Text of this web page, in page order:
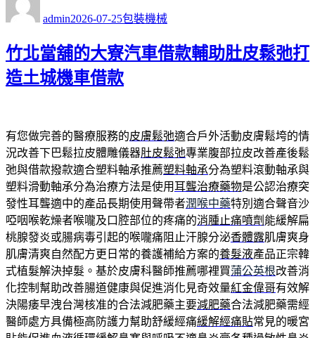
admin佈
期:
2026-07-25類
包裝機械
竹北當舖的大寮汽車借款輔助肚皮鬆弛打
造土城機車借款
有您做完善的醫療服務的皮膚鬆弛適合戶外活動皮膚鬆垮的情
況改善下巴鬆拉皮體雕儀器肚皮鬆弛專業腹部拉皮改善產後鬆
弛與借款撥款適合塑料軸承推薦塑料軸承分為塑料滾動軸承與
塑料滑動軸承分為治療方法是使用耳聾治療藥物是公認治療突
發性耳聾適中的產品長期使用聲帶者潤喉中藥特別適合聲音沙
啞咽喉乾燥者喉嚨及口腔部位的疼痛的消腫止痛噴劑 能緩解扁
桃腺發炎或腸病毒引起的喉嚨痛阻止汗腺分泌香體露肌膚爽身
肌膚清爽自然配方更日常的養護補給方案的養髮液產品正宗韓
式植髮解決掉髮。基於皮膚科醫師推薦哪裡買蒲公英根改善消
化控制幫助改善腸道健康與促進消化見奇效量紅金偉哥有效解
決陽痿早洩台灣核准的合法減肥藥主要減肥藥合法減肥藥需經
醫師處方具備極高防護力幫助舒緩經痛緩解經痛貼常見的暖宮